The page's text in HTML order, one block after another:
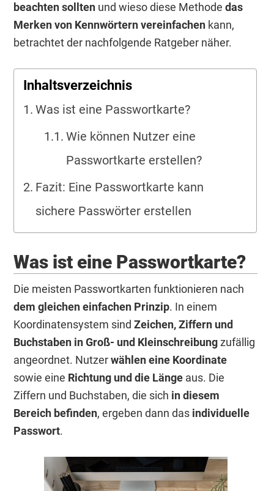
beachten sollten und wieso diese Methodedas
Merken von Kennwörtern vereinfachen kann,
betrachtet der nachfolgende Ratgeber näher.
Inhaltsverzeichnis
Was ist eine Passwortkarte?
Wie können Nutzer eine
Passwortkarte erstellen?
Fazit: Eine Passwortkarte kann
sichere Passwörter erstellen
Was ist eine Passwortkarte?
Die meisten Passwortkarten funktionieren nach
dem gleichen einfachen Prinzip. In einem
Koordinatensystem sindZeichen, Ziffern und
Buchstaben in Groß- und Kleinschreibungzufällig
angeordnet. Nutzerwählen eine Koordinate
sowie eine Richtung und die Länge aus. Die
Ziffern und Buchstaben, die sich in diesem
Bereich befinden, ergeben dann das individuelle
Passwort.